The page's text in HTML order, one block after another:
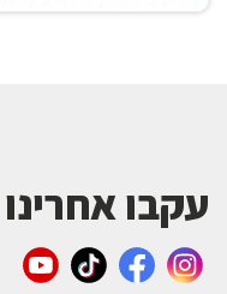
עקבו אחרינו